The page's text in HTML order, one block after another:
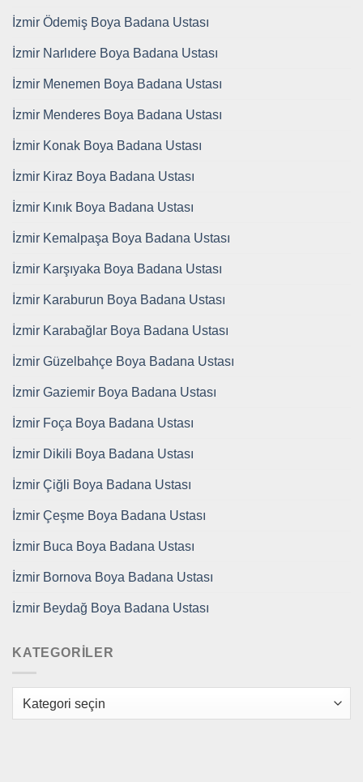
İzmir Ödemiş Boya Badana Ustası
İzmir Narlıdere Boya Badana Ustası
İzmir Menemen Boya Badana Ustası
İzmir Menderes Boya Badana Ustası
İzmir Konak Boya Badana Ustası
İzmir Kiraz Boya Badana Ustası
İzmir Kınık Boya Badana Ustası
İzmir Kemalpaşa Boya Badana Ustası
İzmir Karşıyaka Boya Badana Ustası
İzmir Karaburun Boya Badana Ustası
İzmir Karabağlar Boya Badana Ustası
İzmir Güzelbahçe Boya Badana Ustası
İzmir Gaziemir Boya Badana Ustası
İzmir Foça Boya Badana Ustası
İzmir Dikili Boya Badana Ustası
İzmir Çiğli Boya Badana Ustası
İzmir Çeşme Boya Badana Ustası
İzmir Buca Boya Badana Ustası
İzmir Bornova Boya Badana Ustası
İzmir Beydağ Boya Badana Ustası
KATEGORILER